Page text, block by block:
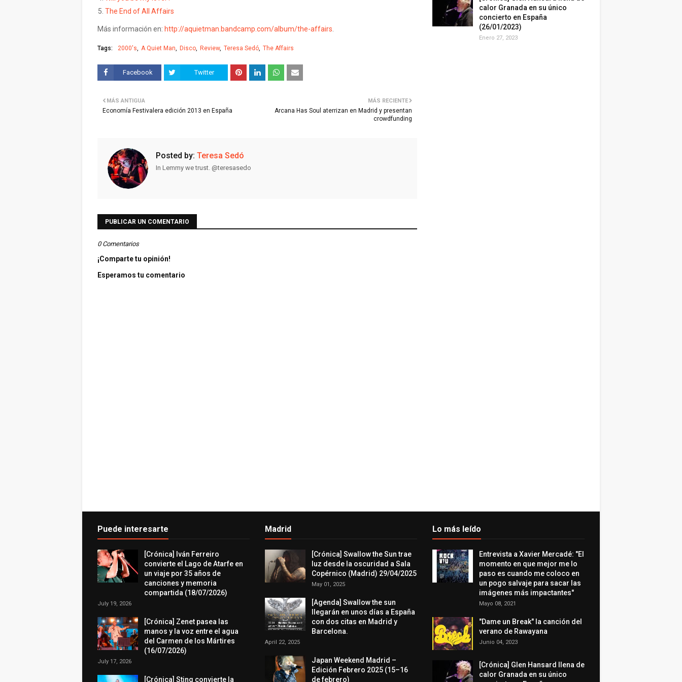
The End of All Affairs
Más información en: http://aquietman.bandcamp.com/album/the-affairs
Tags: 2000's A Quiet Man Disco Review Teresa Sedó The Affairs
Facebook Twitter
MÁS RECIENTE
Arcana Has Soul aterrizan en Madrid y presentan
crowdfunding
MÁS ANTIGUA
Economía Festivalera edición 2013 en España
Posted by: Teresa Sedó
In Lemmy we trust. @teresasedo
PUBLICAR UN COMENTARIO
0 Comentarios
¡Comparte tu opinión!
Esperamos tu comentario
calor Granada en su único
concierto en España
(26/01/2023)
Enero 27, 2023
Puede interesarte
[Crónica] Iván Ferreiro
convierte el Lago de Atarfe en
un viaje por 35 años de
canciones y memoria
compartida (18/07/2026)
July 19, 2026
[Crónica] Zenet pasea las
manos y la voz entre el agua
del Carmen de los Mártires
(16/07/2026)
July 17, 2026
[Crónica] Sting convierte la
Madrid
[Crónica] Swallow the Sun trae
luz desde la oscuridad a Sala
Copérnico (Madrid) 29/04/2025
May 01, 2025
[Agenda] Swallow the sun
llegarán en unos días a España
con dos citas en Madrid y
Barcelona.
April 22, 2025
Japan Weekend Madrid –
Edición Febrero 2025 (15–16
de febrero)
Lo más leído
Entrevista a Xavier Mercadé: "El
momento en que mejor me lo
paso es cuando me coloco en
un pogo salvaje para sacar las
imágenes más impactantes"
Mayo 08, 2021
"Dame un Break" la canción del
verano de Rawayana
Junio 04, 2023
[Crónica] Glen Hansard llena de
calor Granada en su único